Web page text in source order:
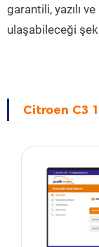
garantili, yazılı
ulaşabileceği
Citroen C3